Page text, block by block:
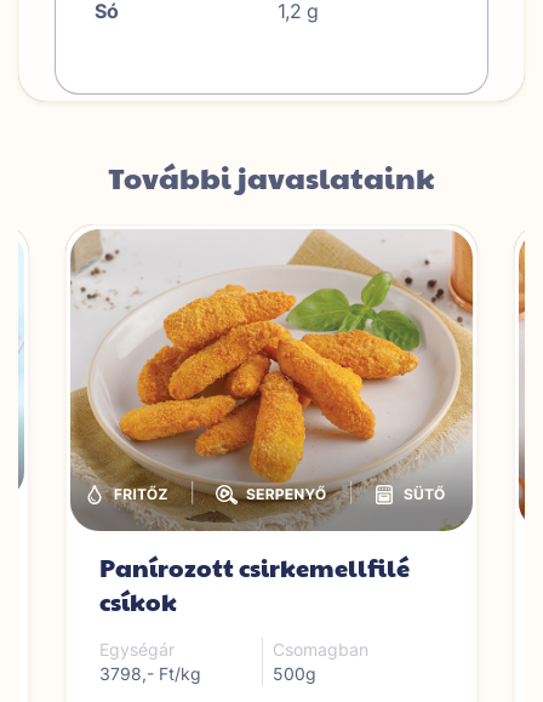
Só 1,2 g
További javaslataink
| |
Panírozott csirkemellfilé
csíkok
Egységár
3798,- Ft/kg
Csomagban
500g